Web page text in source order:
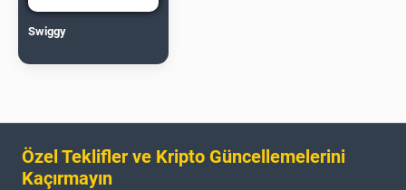
Swiggy
Özel Teklifler ve Kripto Güncellemelerini
Kaçırmayın